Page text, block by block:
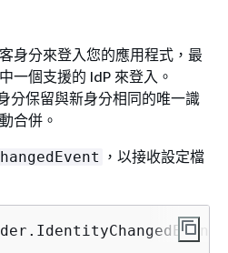
身分來登入您的應用程式，最
一個支援的 IdP 來登入。
分保留與新身分相同的唯一識
合併。
，以接收設定檔